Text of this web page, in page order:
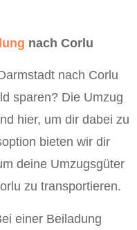
nach Corlu
nach Corlu
sparen? Die Umzug
hier, um dir dabei zu
bieten wir dir
deine Umzugsgüter
zu transportieren.
einer Beiladung